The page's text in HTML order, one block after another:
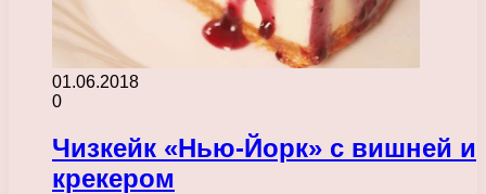
01.06.2018
0
Чизкейк «Нью-Йорк» с вишней и
крекером